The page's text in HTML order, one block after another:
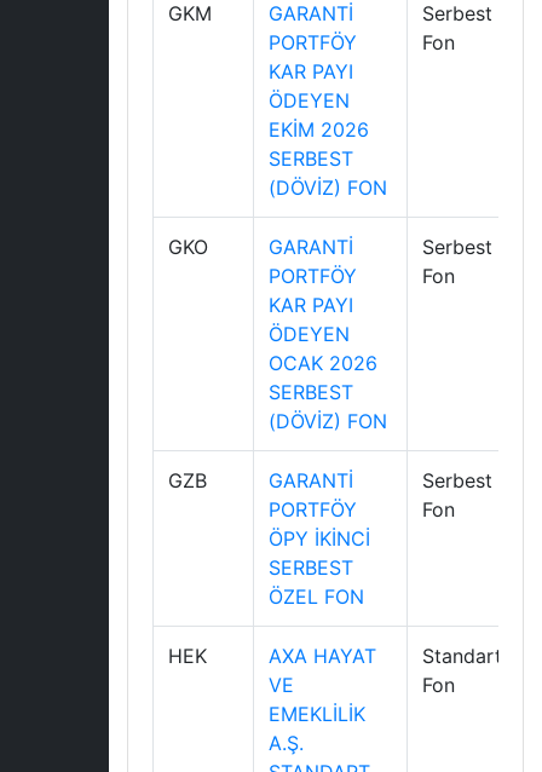
GKM
GARANTİ
PORTFÖY
KAR PAYI
ÖDEYEN
EKİM 2026
SERBEST
(DÖVİZ) FON
Serbest
Fon
GKO
GARANTİ
PORTFÖY
KAR PAYI
ÖDEYEN
OCAK 2026
SERBEST
(DÖVİZ) FON
Serbest
Fon
GZB
GARANTİ
PORTFÖY
ÖPY İKİNCİ
SERBEST
ÖZEL FON
Serbest
Fon
HEK
AXA HAYAT
VE
EMEKLİLİK
A.Ş.
Standart
Fon